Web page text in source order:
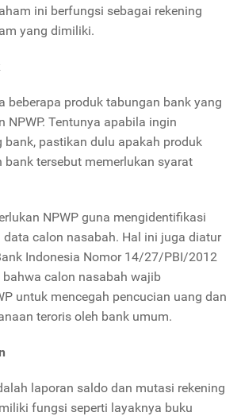
ini berfungsi sebagai rekening
yang dimiliki.
beberapa produk tabungan bank yang
NPWP. Tentunya apabila ingin
bank, pastikan dulu apakah produk
bank tersebut memerlukan syarat
NPWP guna mengidentifikasi
calon nasabah. Hal ini juga diatur
Indonesia Nomor 14/27/PBI/2012
calon nasabah wajib
untuk mencegah pencucian uang dan
teroris oleh bank umum.
laporan saldo dan mutasi rekening
fungsi seperti layaknya buku